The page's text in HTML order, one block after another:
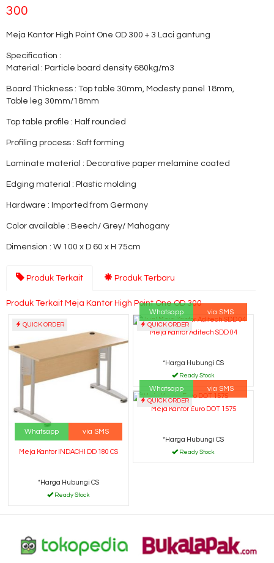
300
Meja Kantor High Point One OD 300 + 3 Laci gantung
Specification :
Material : Particle board density 680kg/m3
Board Thickness : Top table 30mm, Modesty panel 18mm,
Table leg 30mm/18mm
Top table profile : Half rounded
Profiling process : Soft forming
Laminate material : Decorative paper melamine coated
Edging material : Plastic molding
Hardware : Imported from Germany
Color available : Beech/ Grey/ Mahogany
Dimension : W 100 x D 60 x H 75cm
Produk Terkait Produk Terbaru
Produk Terkait Meja Kantor High Point One OD 300
QUICK ORDER
Whatsapp via SMS
Meja Kantor INDACHI DD 180 CS
*Harga Hubungi CS
Ready Stock
QUICK ORDER
Whatsapp via SMS
Meja Kantor Aditech SDD 04
*Harga Hubungi CS
Ready Stock
QUICK ORDER
Whatsapp via SMS
Meja Kantor Euro DOT 1575
*Harga Hubungi CS
Ready Stock